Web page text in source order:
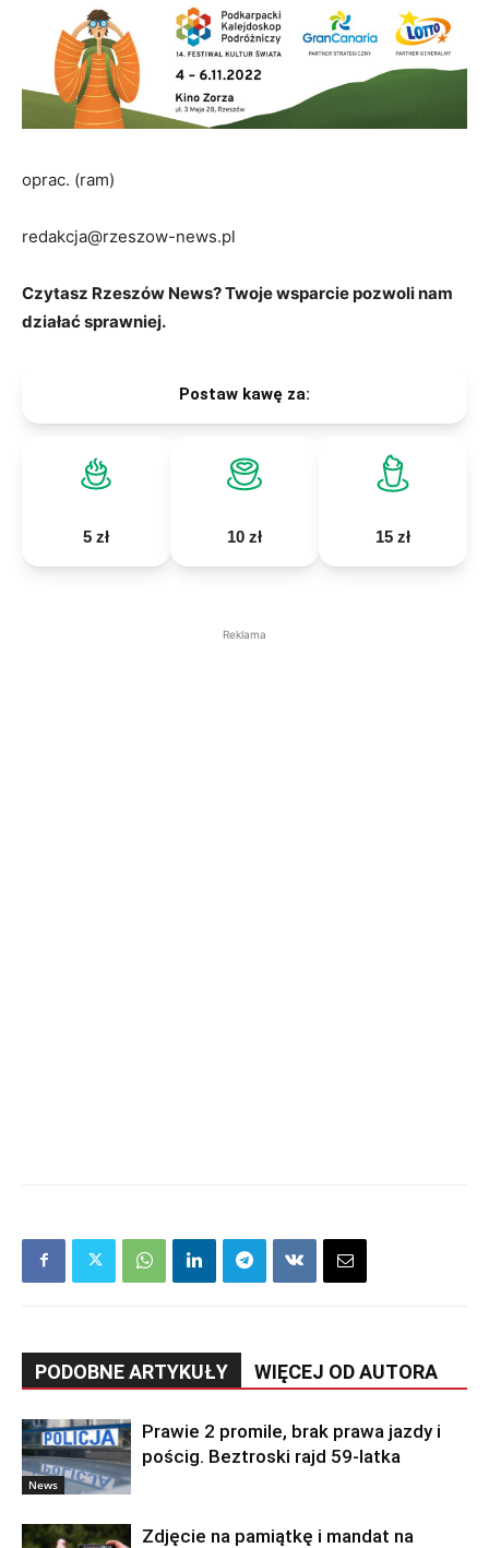
oprac. (ram)
redakcja@rzeszow-news.pl
Czytasz Rzeszów News? Twoje wsparcie pozwoli nam
działać sprawniej.
Postaw kawę za:
5 zł 10 zł 15 zł
Reklama
PODOBNE ARTYKUŁY WIĘCEJ OD AUTORA
News
Prawie 2 promile, brak prawa jazdy i
pościg. Beztroski rajd 59-latka
Zdjęcie na pamiątkę i mandat na